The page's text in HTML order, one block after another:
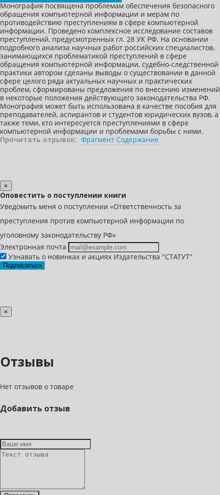
Монография посвящена проблемам обеспечения безопасного
обращения компьютерной информации и мерам по
противодействию преступлениям в сфере компьютерной
информации. Проведено комплексное исследование составов
преступлений, предусмотренных гл. 28 УК РФ. На основании
подробного анализа научных работ российских специалистов,
занимающихся проблематикой преступлений в сфере
обращения компьютерной информации, судебно-следственной
практики автором сделаны выводы о существовании в данной
сфере целого ряда актуальных научных и практических
проблем, сформированы предложения по внесению изменений
в некоторые положения действующего законодательства РФ.
Монография может быть использована в качестве пособия для
преподавателей, аспирантов и студентов юридических вузов, а
также теми, кто интересуется преступлениями в сфере
компьютерной информации и проблемами борьбы с ними.
Прочитать отрывок: Фрагмент Содержание
×
Оповестить о поступлении книги
Уведомить меня о поступлении «Ответственность за
преступления против компьютерной информации по
уголовному законодательству РФ»
Электронная почта
Узнавать о новинках и акциях Издательства "СТАТУТ"
Подписаться
×
Отзывы
Нет отзывов о товаре
Добавить отзыв